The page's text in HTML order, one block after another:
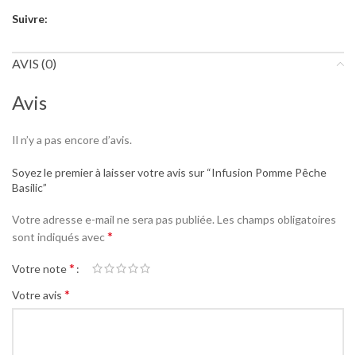
Suivre:
AVIS (0)
Avis
Il n’y a pas encore d’avis.
Soyez le premier à laisser votre avis sur “Infusion Pomme Pêche
Basilic”
Votre adresse e-mail ne sera pas publiée. Les champs obligatoires
sont indiqués avec*
Votre note*
Votre avis *